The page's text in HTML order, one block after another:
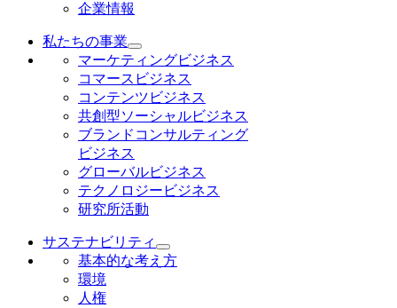
企業情報
私たちの事業
マーケティングビジネス
コマースビジネス
コンテンツビジネス
共創型ソーシャルビジネス
ブランドコンサルティング
ビジネス
グローバルビジネス
テクノロジービジネス
研究所活動
サステナビリティ
基本的な考え方
環境
人権